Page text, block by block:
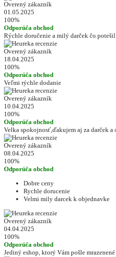
Overený zákazník
01.05.2025
100%
Odporúča obchod
Rýchle doručenie a milý darček čo
Overený zákazník
18.04.2025
100%
Odporúča obchod
Veľmi rýchle dodanie
Overený zákazník
10.04.2025
100%
Odporúča obchod
Velka spokojnosť,ďakujem aj za darček a
Overený zákazník
08.04.2025
100%
Odporúča obchod
Dobre ceny
Rychle dorucenie
Velmi mily darcek k objednavke
Overený zákazník
04.04.2025
100%
Odporúča obchod
Jediný eshop, ktorý Vám pošle